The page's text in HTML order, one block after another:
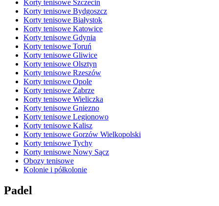
Korty tenisowe Szczecin
Korty tenisowe Bydgoszcz
Korty tenisowe Białystok
Korty tenisowe Katowice
Korty tenisowe Gdynia
Korty tenisowe Toruń
Korty tenisowe Gliwice
Korty tenisowe Olsztyn
Korty tenisowe Rzeszów
Korty tenisowe Opole
Korty tenisowe Zabrze
Korty tenisowe Wieliczka
Korty tenisowe Gniezno
Korty tenisowe Legionowo
Korty tenisowe Kalisz
Korty tenisowe Gorzów Wielkopolski
Korty tenisowe Tychy
Korty tenisowe Nowy Sącz
Obozy tenisowe
Kolonie i półkolonie
Padel